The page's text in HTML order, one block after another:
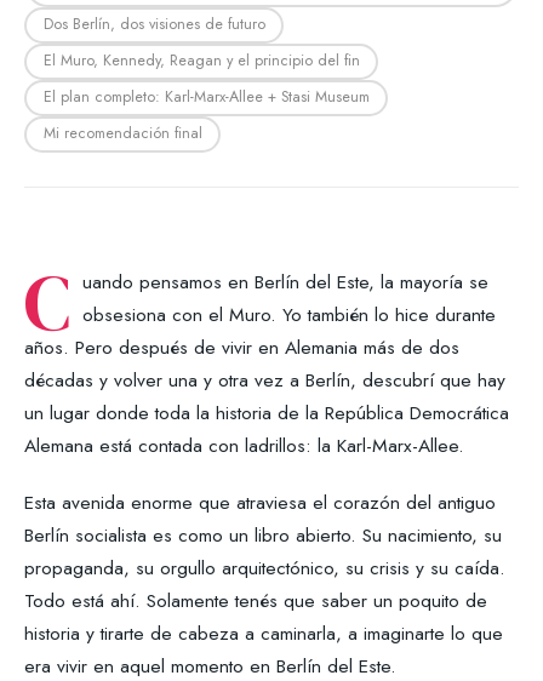
Dos Berlín, dos visiones de futuro
El Muro, Kennedy, Reagan y el principio del fin
El plan completo: Karl-Marx-Allee + Stasi Museum
Mi recomendación final
C uando pensamos en Berlín del Este, la mayoría se
obsesiona con el Muro. Yo también lo hice durante
años. Pero después de vivir en Alemania más de dos
décadas y volver una y otra vez a Berlín, descubrí que hay
un lugar donde toda la historia de la República Democrática
Alemana está contada con ladrillos: la Karl-Marx-Allee.
Esta avenida enorme que atraviesa el corazón del antiguo
Berlín socialista es como un libro abierto. Su nacimiento, su
propaganda, su orgullo arquitectónico, su crisis y su caída.
Todo está ahí. Solamente tenés que saber un poquito de
historia y tirarte de cabeza a caminarla, a imaginarte lo que
era vivir en aquel momento en Berlín del Este.